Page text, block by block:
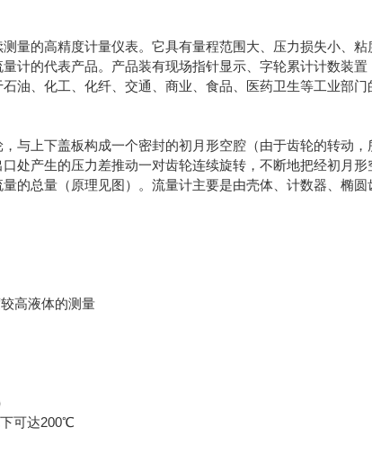
量的高精度计量仪表。它具有量程范围大、压力损失小、
计的代表产品。产品装有现场指针显示、字轮累计计数装
油、化工、化纤、交通、商业、食品、医药卫生等工业部门
与上下盖板构成一个密封的初月形空腔（由于齿轮的转动
处产生的压力差推动一对齿轮连续旋转，不断地把经初月
的总量（原理见图）。流量计主要是由壳体、计数器、椭
高液体的测量
可达200℃